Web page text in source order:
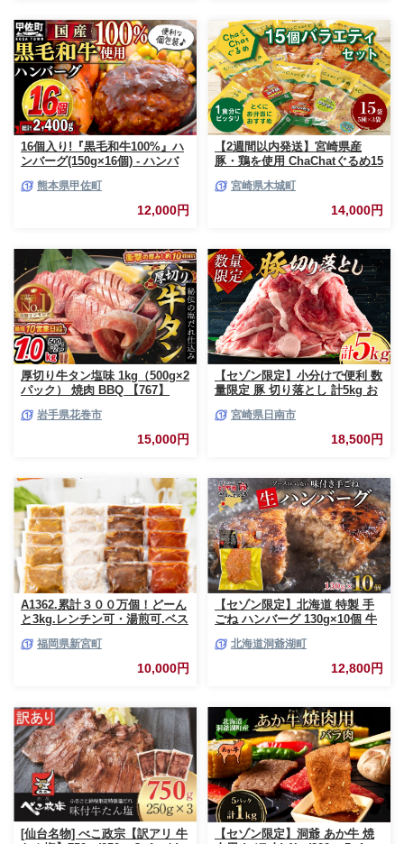
16個入り!『黒毛和牛100%』ハ
ンバーグ(150g×16個) - ハンバ
個包装 小分け 人気 牛肉100%
黒毛和牛 冷凍 国産 おすすめ ラ
ンキング 和牛 お取り寄せ 焼く
産牛 総菜 甲佐町【価格改定】X
熊本県甲佐町
12,000円
【2週間以内発送】宮崎県産
豚・鶏を使用 ChaChatぐるめ15
_K16_0040_4
宮崎県木城町
14,000円
厚切り牛タン塩味 1kg（500g×2
パック） 焼肉 BBQ 【767】
岩手県花巻市
15,000円
【セゾン限定】小分けで便利 数
量限定 豚 切り落とし 計5kg お
空パック 個包装 万能食材 おす
すめ おかず 食品 炒め物 お弁当
豚丼 豚しゃぶ しゃぶしゃぶ 焼
贈答 プレゼント おすそ分け 宮
崎県 日南市 送料無料_CCV2-26
宮崎県日南市
18,500円
A1362.累計３００万個！どーん
と3kg.レンチン可・湯煎可.ベス
【150g×20個】【訳あり】【北
海道・沖縄・離島へ配送不可】
福岡県新宮町
10,000円
【セゾン限定】北海道 特製 手
ごね ハンバーグ 130g×10個 牛
肉屋 手作り 小分け ジューシー
おかず 本格的 簡単 調理 グルメ
お取り寄せ お肉屋 たどころ 送
北海道洞爺湖町
12,800円
[仙台名物] べこ政宗【訳アリ 牛
【セゾン限定】洞爺 あか牛 焼